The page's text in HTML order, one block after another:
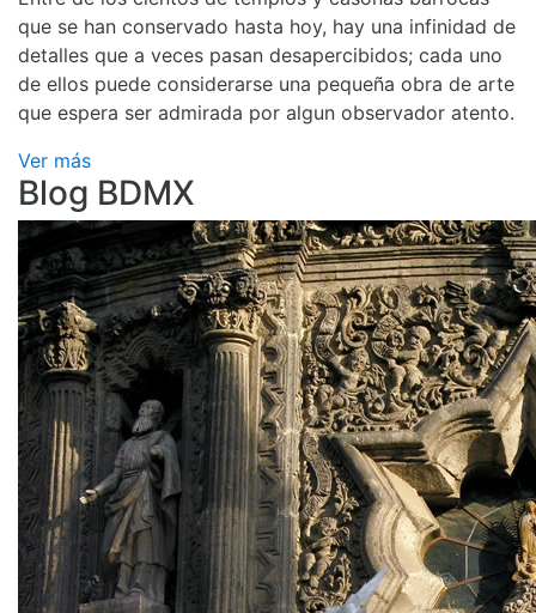
que se han conservado hasta hoy, hay una infinidad de
detalles que a veces pasan desapercibidos; cada uno
de ellos puede considerarse una pequeña obra de arte
que espera ser admirada por algun observador atento.
Ver más
Blog BDMX